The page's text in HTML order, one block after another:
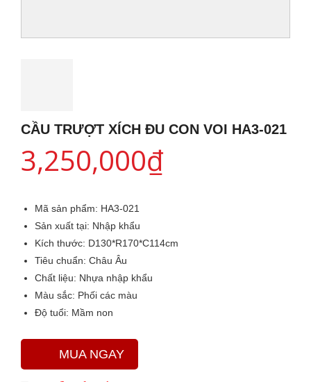
CẦU TRƯỢT XÍCH ĐU CON VOI HA3-021
3,250,000₫
Mã sản phẩm: HA3-021
Sản xuất tại: Nhập khẩu
Kích thước: D130*R170*C114cm
Tiêu chuẩn: Châu Âu
Chất liệu: Nhựa nhập khẩu
Màu sắc: Phối các màu
Độ tuổi: Mầm non
MUA NGAY